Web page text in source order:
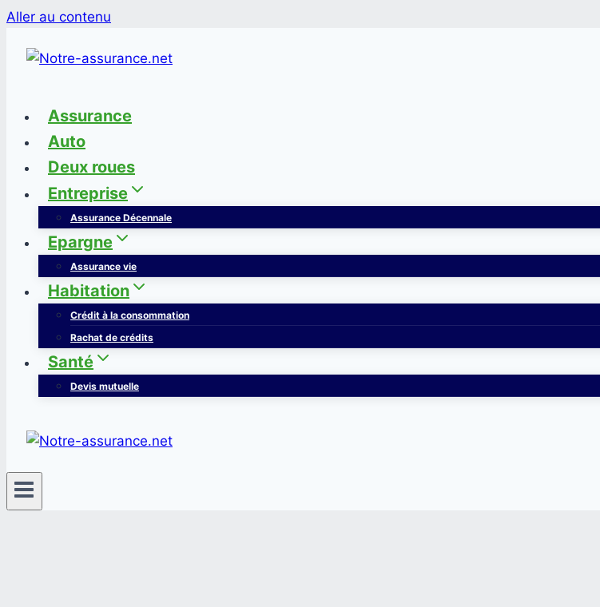
Aller au contenu
Assurance
Auto
Deux roues
Entreprise
Assurance Décennale
Epargne
Assurance vie
Habitation
Crédit à la consommation
Rachat de crédits
Santé
Devis mutuelle